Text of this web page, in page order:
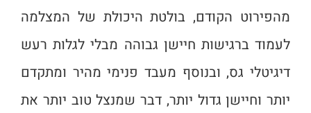
מהפירוט הקודם, בולטת היכולת של המצלמה
לעמוד ברגישות חיישן גבוהה מבלי לגלות רעש
דיגיטלי גס, ובנוסף מעבד פנימי מהיר ומתקדם
יותר וחיישן גדול יותר, דבר שמנצל טוב יותר את